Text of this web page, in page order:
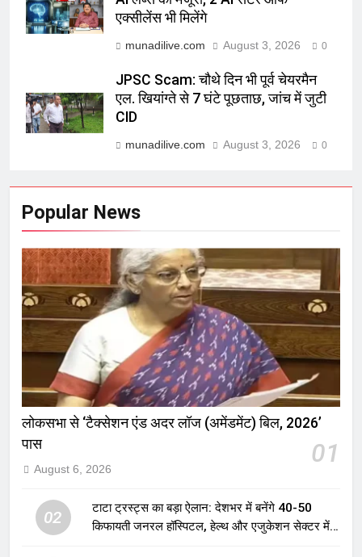
एक्सीलेंस भी मिलेंगे
munadilive.com August 3, 2026 0
JPSC Scam: चौथे दिन भी पूर्व चेयरमैन
एल. खियांग्ते से 7 घंटे पूछताछ, जांच में जुटी
CID
munadilive.com August 3, 2026 0
Popular News
लोकसभा से ‘टैक्सेशन एंड अदर लॉज (अमेंडमेंट) बिल, 2026’
पास
01
August 6, 2026
02
टाटा ट्रस्ट्स का बड़ा ऐलान: देशभर में बनेंगे 40-50
किफायती जनरल हॉस्पिटल, हेल्थ और एजुकेशन सेक्टर में